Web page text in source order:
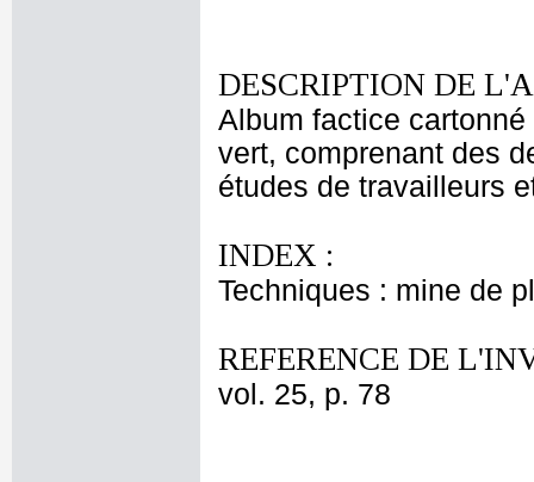
DESCRIPTION DE
Album factice
vert, comprenant des
études de travailleurs
INDEX :
Techniques : mine de
REFERENCE DE
vol. 25, p. 78